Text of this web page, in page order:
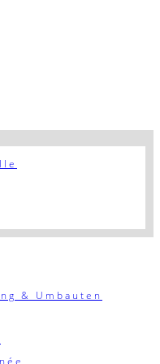
& Umbauten